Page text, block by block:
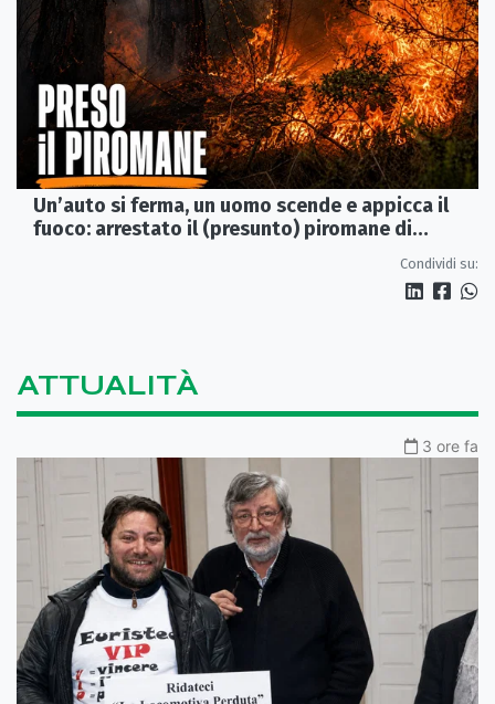
Un’auto si ferma, un uomo scende e appicca il
fuoco: arrestato il (presunto) piromane di
Condividi su:
ATTUALITÀ
3 ore fa